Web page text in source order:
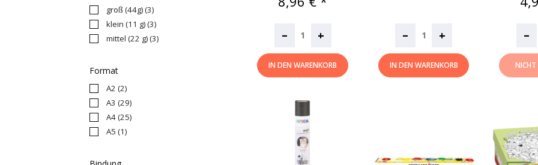
groß (44g)(3)
klein (11 g)(3)
mittel (22 g)(3)
Format
A2(2)
A3(29)
A4(25)
A5(1)
– +
IN DEN WARENKORB
– +
IN DEN WARENKORB
–
NICHT